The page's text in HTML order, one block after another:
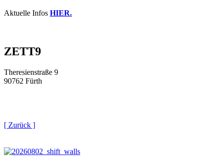
Aktuelle Infos HIER.
ZETT9
Theresienstraße 9
90762 Fürth
[ Zurück ]